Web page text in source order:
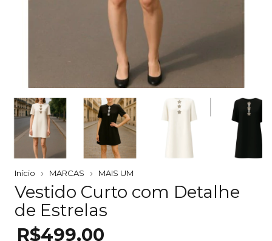
Início MARCAS MAIS UM
Vestido Curto com Detalhe
de Estrelas
R$499,00